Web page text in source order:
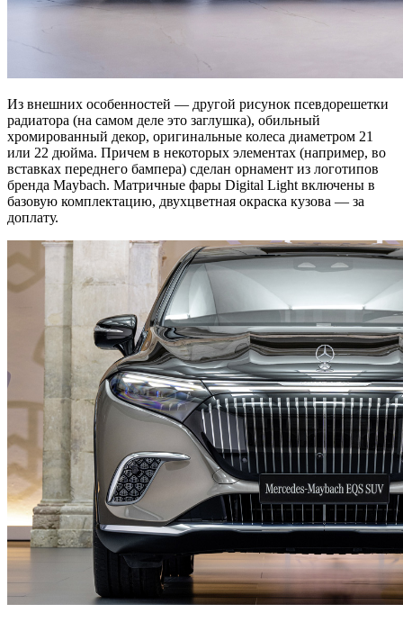
Из внешних особенностей — другой рисунок псевдорешетки
радиатора (на самом деле это заглушка), обильный
хромированный декор, оригинальные колеса диаметром 21
или 22 дюйма. Причем в некоторых элементах (например, во
вставках переднего бампера) сделан орнамент из логотипов
бренда Maybach. Матричные фары Digital Light включены в
базовую комплектацию, двухцветная окраска кузова — за
доплату.